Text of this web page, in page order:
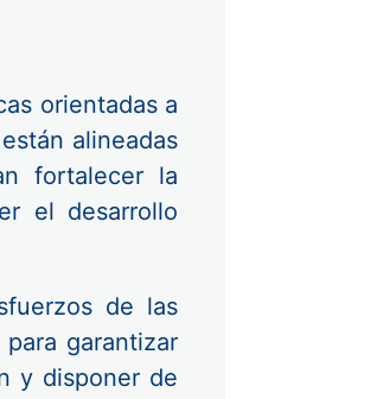
orientadas a
alineadas
fortalecer la
el desarrollo
de las
garantizar
y disponer de